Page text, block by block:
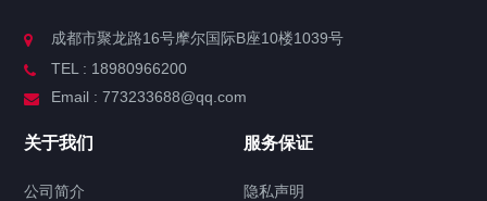
成都市聚龙路16号摩尔国际B座10楼1039号
TEL : 18980966200
Email : 773233688@qq.com
关于我们
公司简介
服务保证
隐私声明